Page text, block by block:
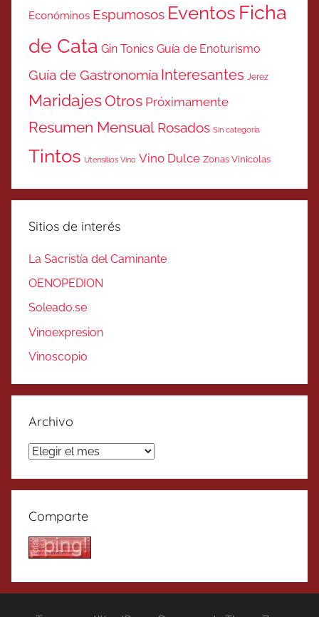
Económinos Espumosos Eventos Ficha
de Cata Gin Tonics Guía de Enoturismo
Guía de Gastronomía Interesantes Jerez
MaridajesOtros Próximamente
Resumen Mensual Rosados Sin categoría
Tintos Utensilios Vino Vino Dulce Zonas Vinicolas
Sitios de interés
La Sacristía del Caminante
OENOPEDION
Soleado.se
Vinoexpresion
Vinoscopio
Archivo
Archivo
Comparte